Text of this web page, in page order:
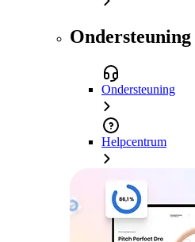
Ondersteuning
Ondersteuning
Helpcentrum